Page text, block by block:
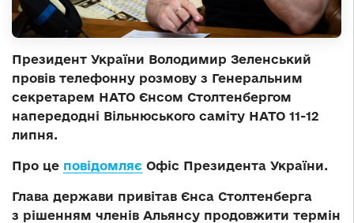
Президент України Володимир Зеленський
провів телефонну розмову з Генеральним
секретарем НАТО Єнсом Столтенбергом
напередодні Вільнюського саміту НАТО 11-12
липня.
Про це повідомляє Офіс Президента України.
Глава держави привітав Єнса Столтенберга
з рішенням членів Альянсу продовжити термін